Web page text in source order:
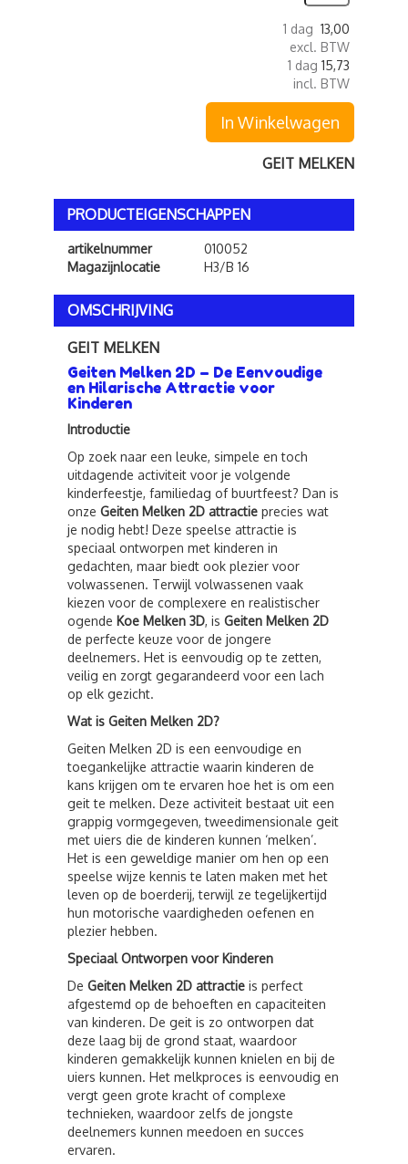
1 dag 13,00
excl. BTW
1 dag 15,73
incl. BTW
In Winkelwagen
GEIT MELKEN
PRODUCTEIGENSCHAPPEN
artikelnummer
010052
Magazijnlocatie
H3/B 16
OMSCHRIJVING
GEIT MELKEN
Geiten Melken 2D – De Eenvoudige
en Hilarische Attractie voor
Kinderen
Introductie
Op zoek naar een leuke, simpele en toch
uitdagende activiteit voor je volgende
kinderfeestje, familiedag of buurtfeest? Dan is
onze Geiten Melken 2D attractie precies wat
je nodig hebt! Deze speelse attractie is
speciaal ontworpen met kinderen in
gedachten, maar biedt ook plezier voor
volwassenen. Terwijl volwassenen vaak
kiezen voor de complexere en realistischer
ogende Koe Melken 3D, is Geiten Melken 2D
de perfecte keuze voor de jongere
deelnemers. Het is eenvoudig op te zetten,
veilig en zorgt gegarandeerd voor een lach
op elk gezicht.
Wat is Geiten Melken 2D?
Geiten Melken 2D is een eenvoudige en
toegankelijke attractie waarin kinderen de
kans krijgen om te ervaren hoe het is om een
geit te melken. Deze activiteit bestaat uit een
grappig vormgegeven, tweedimensionale geit
met uiers die de kinderen kunnen ‘melken’.
Het is een geweldige manier om hen op een
speelse wijze kennis te laten maken met het
leven op de boerderij, terwijl ze tegelijkertijd
hun motorische vaardigheden oefenen en
plezier hebben.
Speciaal Ontworpen voor Kinderen
De Geiten Melken 2D attractie is perfect
afgestemd op de behoeften en capaciteiten
van kinderen. De geit is zo ontworpen dat
deze laag bij de grond staat, waardoor
kinderen gemakkelijk kunnen knielen en bij de
uiers kunnen. Het melkproces is eenvoudig en
vergt geen grote kracht of complexe
technieken, waardoor zelfs de jongste
deelnemers kunnen meedoen en succes
ervaren.